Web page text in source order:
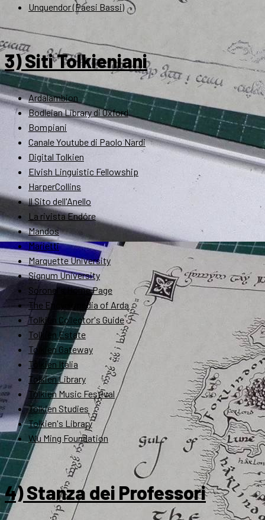
Unquendor (Paesi Bassi)
3) Siti Tolkieniani
Ardalambion
Bodleian Library di Oxford
Bompiani
Canale Youtube di Paolo Nardi
Digital Tolkien
Elvish Linguistic Fellowship
HarperCollins
Il Sito dell'Anello
La rivista Endóre
Mandos
Marietti
Marquette University
Signum University
Soronel's Home Page
The Encyclopedia of Arda
Tolkien Collector's Guide
Tolkien Estate
Tolkien Gateway
Tolkien Italia
Tolkien Library
Tolkien Music Festival
Tolkien Studies
Tolkien's Library
Wu Ming Foundation
4) Stanza dei Professori